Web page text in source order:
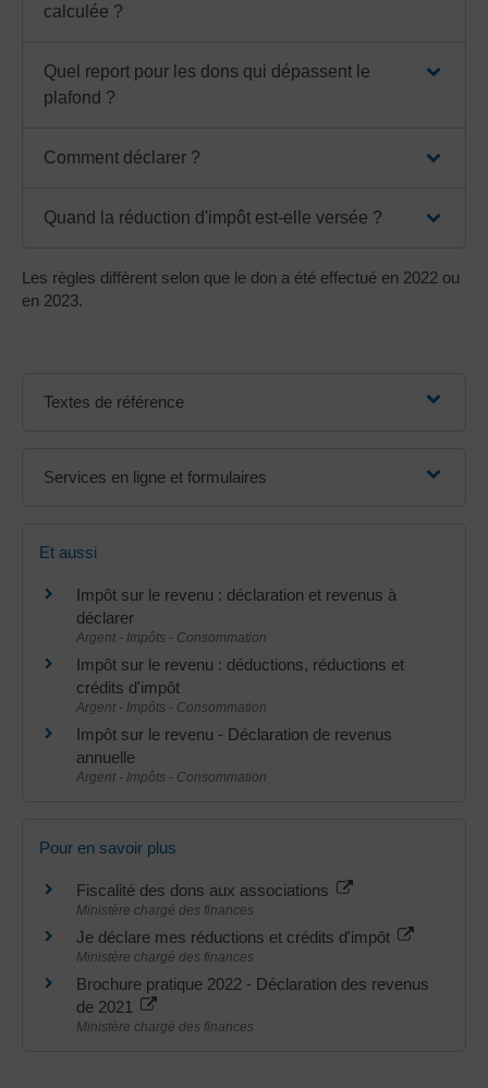
calculée ?
Quel report pour les dons qui dépassent le
plafond ?
Comment déclarer ?
Quand la réduction d'impôt est-elle versée ?
Les règles diffèrent selon que le don a été effectué en 2022 ou
en 2023.
Textes de référence
Services en ligne et formulaires
Et aussi
Impôt sur le revenu : déclaration et revenus à
déclarer
Argent - Impôts - Consommation
Impôt sur le revenu : déductions, réductions et
crédits d'impôt
Argent - Impôts - Consommation
Impôt sur le revenu - Déclaration de revenus
annuelle
Argent - Impôts - Consommation
Pour en savoir plus
Fiscalité des dons aux associations
Ministère chargé des finances
Je déclare mes réductions et crédits d'impôt
Ministère chargé des finances
Brochure pratique 2022 - Déclaration des revenus
de 2021
Ministère chargé des finances